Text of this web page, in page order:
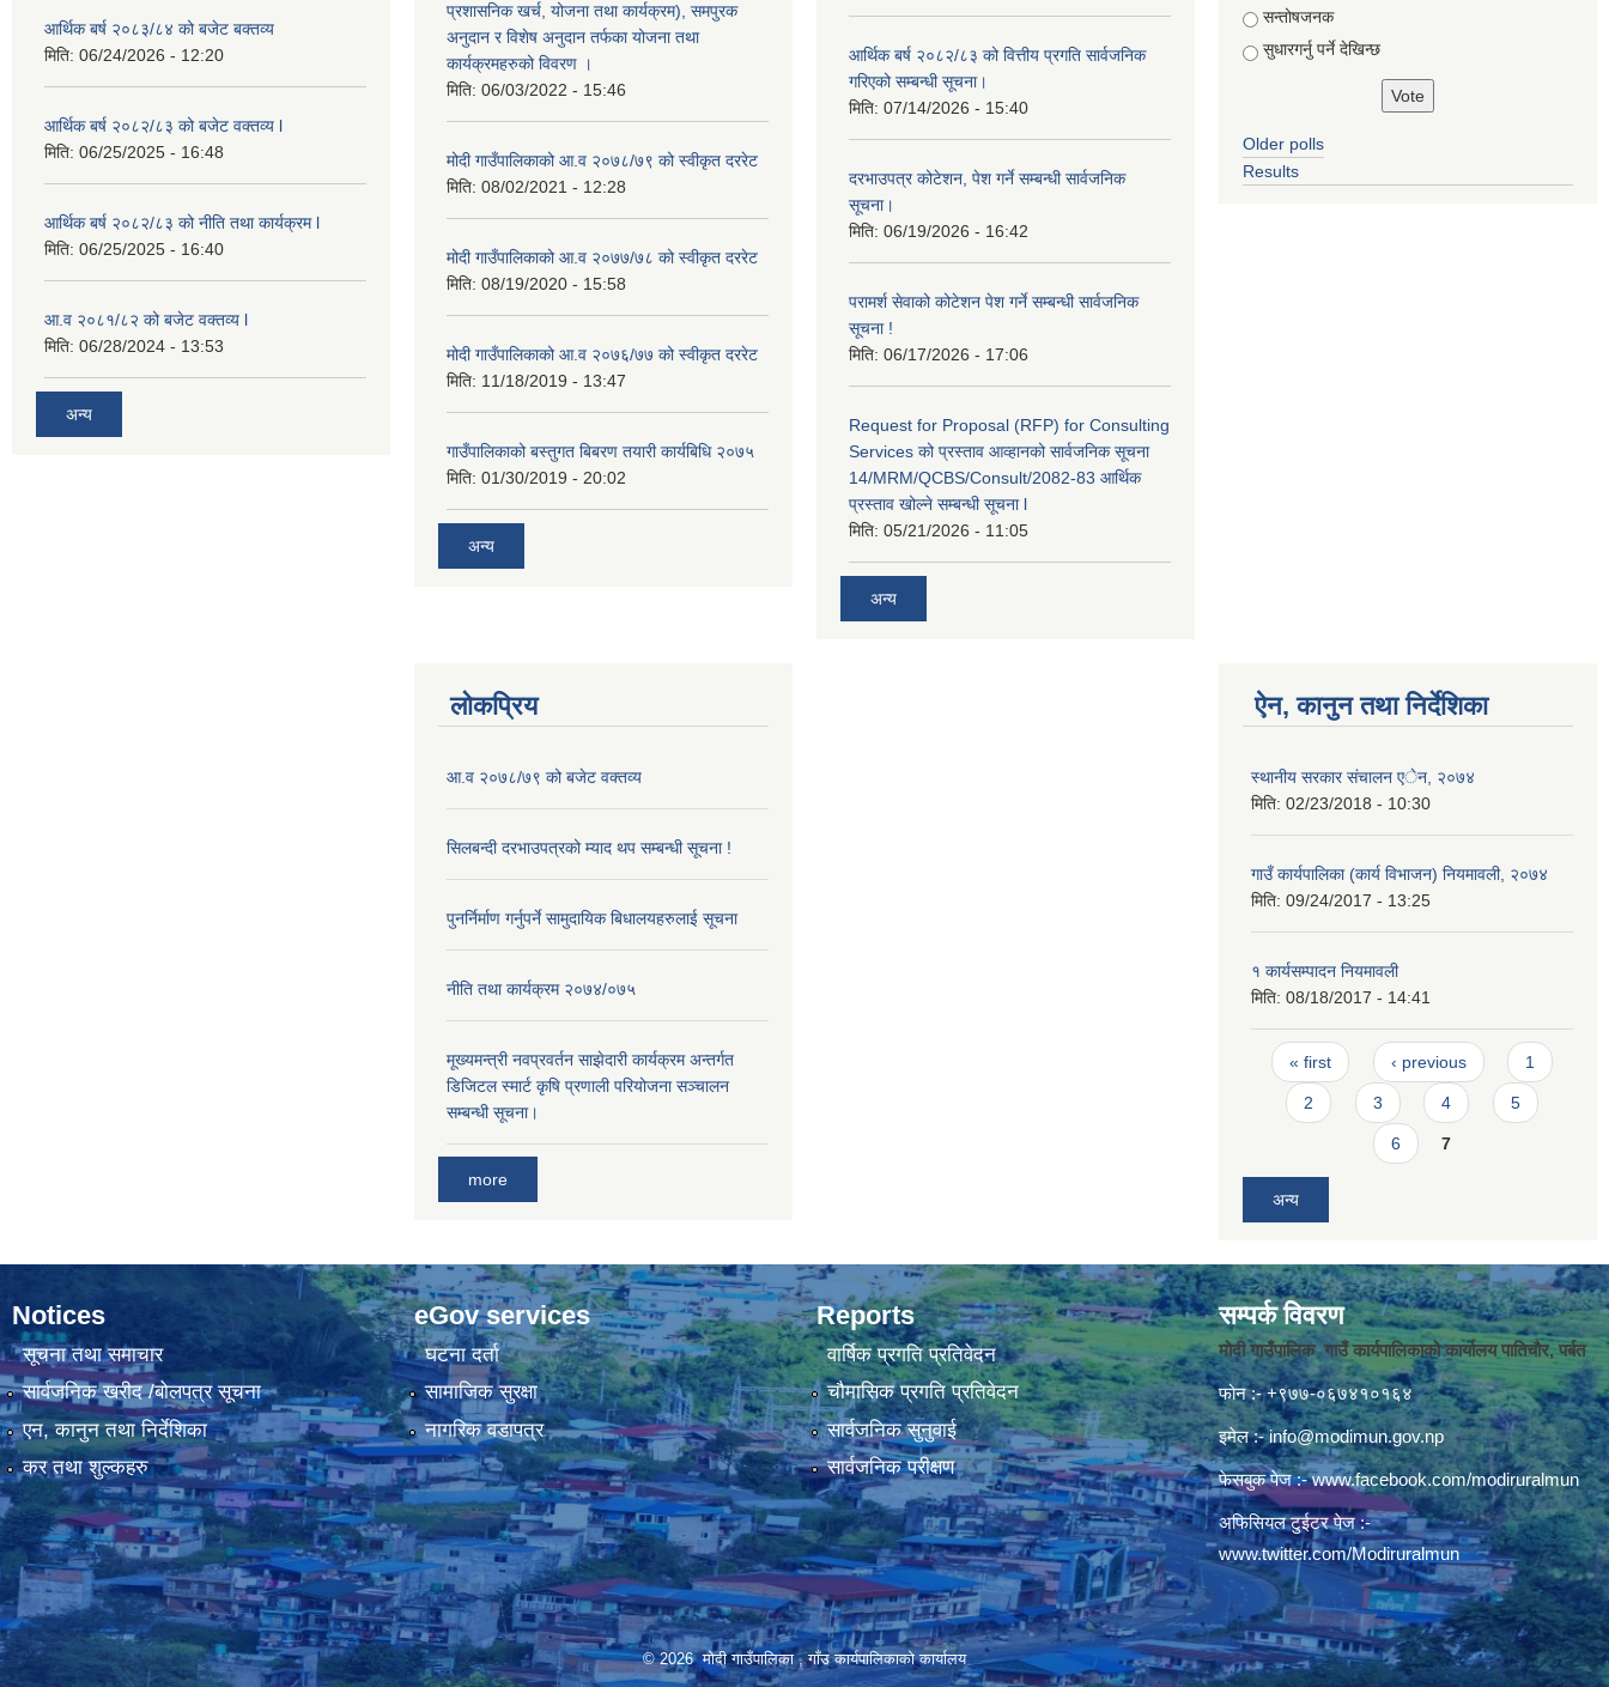
आर्थिक बर्ष २०८३/८४ को बजेट बक्तव्य
मिति: 06/24/2026 - 12:20
आर्थिक बर्ष २०८२/८३ को बजेट वक्तव्य l
मिति: 06/25/2025 - 16:48
आर्थिक बर्ष २०८२/८३ को नीति तथा कार्यक्रम l
मिति: 06/25/2025 - 16:40
आ.व २०८१/८२ को बजेट वक्तव्य l
मिति: 06/28/2024 - 13:53
अन्य
प्रशासनिक खर्च, योजना तथा कार्यक्रम), समपुरक
अनुदान र विशेष अनुदान तर्फका योजना तथा
कार्यक्रमहरुको विवरण ।
मिति: 06/03/2022 - 15:46
मोदी गाउँपालिकाको आ.व २०७८/७९ को स्वीकृत दररेट
मिति: 08/02/2021 - 12:28
मोदी गाउँपालिकाको आ.व २०७७/७८ को स्वीकृत दररेट
मिति: 08/19/2020 - 15:58
मोदी गाउँपालिकाको आ.व २०७६/७७ को स्वीकृत दररेट
मिति: 11/18/2019 - 13:47
गाउँपालिकाको बस्तुगत बिबरण तयारी कार्यबिधि २०७५
मिति: 01/30/2019 - 20:02
अन्य
आर्थिक बर्ष २०८२/८३ को वित्तीय प्रगति सार्वजनिक
गरिएको सम्बन्धी सूचना।
मिति: 07/14/2026 - 15:40
दरभाउपत्र कोटेशन, पेश गर्ने सम्बन्धी सार्वजनिक
सूचना।
मिति: 06/19/2026 - 16:42
परामर्श सेवाको कोटेशन पेश गर्ने सम्बन्धी सार्वजनिक
सूचना !
मिति: 06/17/2026 - 17:06
Request for Proposal (RFP) for Consulting
Services को प्रस्ताव आव्हानको सार्वजनिक सूचना
14/MRM/QCBS/Consult/2082-83 आर्थिक
प्रस्ताव खोल्ने सम्बन्धी सूचना l
मिति: 05/21/2026 - 11:05
अन्य
सन्तोषजनक
सुधारगर्नु पर्ने देखिन्छ
Older polls
Results
लोकप्रिय
आ.व २०७८/७९ को बजेट वक्तव्य
सिलबन्दी दरभाउपत्रको म्याद थप सम्बन्धी सूचना !
पुनर्निर्माण गर्नुपर्ने सामुदायिक बिधालयहरुलाई सूचना
नीति तथा कार्यक्रम २०७४/०७५
मूख्यमन्त्री नवप्रवर्तन साझेदारी कार्यक्रम अन्तर्गत
डिजिटल स्मार्ट कृषि प्रणाली परियोजना सञ्चालन
सम्बन्धी सूचना।
more
ऐन, कानुन तथा निर्देशिका
स्थानीय सरकार संचालन एेन, २०७४
मिति: 02/23/2018 - 10:30
गाउँ कार्यपालिका (कार्य विभाजन) नियमावली, २०७४
मिति: 09/24/2017 - 13:25
१‍ कार्यसम्पादन नियमावली
मिति: 08/18/2017 - 14:41
Pages
« first ‹ previous 1
2 3 4 5
6 7
अन्य
Notices
सूचना तथा समाचार
सार्वजनिक खरीद /बोलपत्र सूचना
एन, कानुन तथा निर्देशिका
कर तथा शुल्कहरु
eGov services
घटना दर्ता
सामाजिक सुरक्षा
नागरिक वडापत्र
Reports
वार्षिक प्रगति प्रतिवेदन
चौमासिक प्रगति प्रतिवेदन
सार्वजनिक सुनुवाई
सार्वजनिक परीक्षण
सम्पर्क विवरण
मोदी गाउँपालिक गाउँ कार्यपालिकाको कार्यालय पातिचौर, पर्बत
फोन :- +९७७-०६७४१०१६४
इमेल :-info@modimun.gov.np
फेसबुक पेज :-www.facebook.com/modiruralmun
अफिसियल टुईटर पेज :-
www.twitter.com/Modiruralmun
© 2026 मोदी गाउँपालिका , गाँउ कार्यपालिकाको कार्यालय